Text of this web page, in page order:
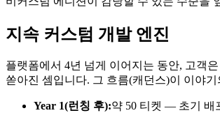
지속 커스텀 개발 엔진
플랫폼에서 4년 넘게 이어지는 동안, 고객
쏟아진 셈입니다. 그 흐름(캐던스)이 이야
Year 1(런칭 후):약 50 티켓 — 초기 배